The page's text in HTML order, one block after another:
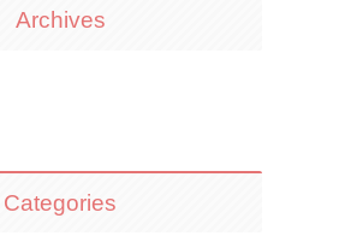
Archives
Categories